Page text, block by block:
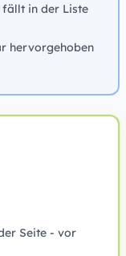
fällt in der Liste
hervorgehoben
Seite - vor